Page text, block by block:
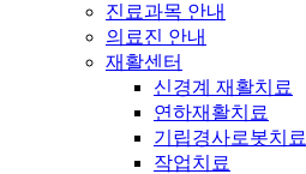
진료과목 안내
의료진 안내
재활센터
신경계 재활치료
연하재활치료
기립경사로봇치료
작업치료